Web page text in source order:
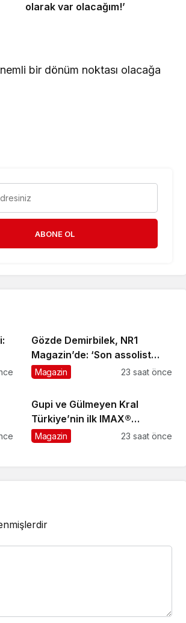
olarak var olacağım!’
bir dönüm noktası olacağa
ABONE OL
Gözde Demirbilek, NR1
Magazin’de: ‘Son assolist
olarak var olacağım!’
Magazin 23 saat önce
Gupi ve Gülmeyen Kral
Türkiye’nin ilk IMAX®
animasyon filmi oluyor
Magazin 23 saat önce